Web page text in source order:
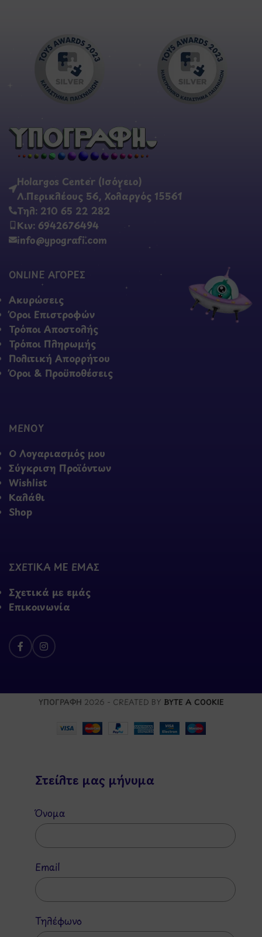
Holargos Center (Ισόγειο)
Λ.Περικλέους 56, Χολαργός 15561
Τηλ: 210 65 22 282
Κιν: 6942676494
info@ypografi.com
ONLINE ΑΓΟΡΕΣ
Ακυρώσεις
Όροι Επιστροφών
Τρόποι Αποστολής
Τρόποι Πληρωμής
Πολιτική Απορρήτου
Όροι & Προϋποθέσεις
ΜΕΝΟΥ
Ο Λογαριασμός μου
Σύγκριση Προϊόντων
Wishlist
Καλάθι
Shop
ΣΧΕΤΙΚΑ ΜΕ ΕΜΑΣ
Σχετικά με εμάς
Επικοινωνία
ΥΠΟΓΡΑΦΗ 2026 - CREATED BY BYTE A COOKIE
Στείλτε μας μήνυμα
Όνομα
Email
Τηλέφωνο